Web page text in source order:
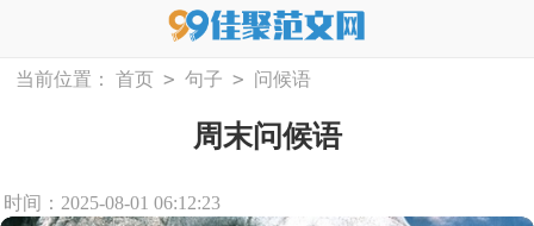
当前位置： 首页 > 句子 > 问候语
周末问候语
时间：2025-08-01 06:12:23